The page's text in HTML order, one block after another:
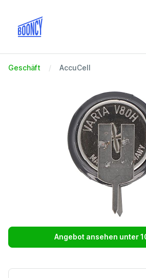
Geschäft AccuCell
Angebot ansehen unter